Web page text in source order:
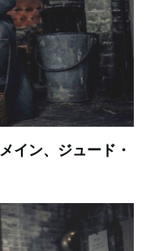
イン、ジュード・